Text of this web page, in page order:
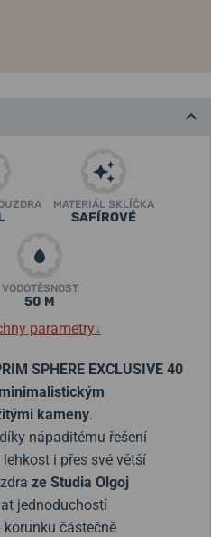
MATERIÁL SKLÍČKA
SAFÍROVÉ
VODOTĚSNOST
50 M
parametry↓
SPHERE EXCLUSIVE 40
minimalistickým
kameny.
nápaditému řešení
i přes své větší
ze Studia Olgoj
jednoduchostí
částečně